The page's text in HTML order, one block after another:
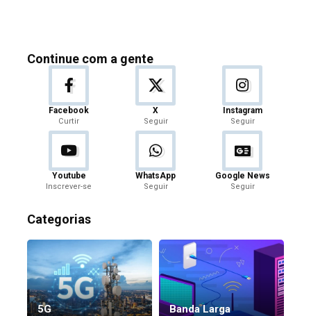
Continue com a gente
Facebook
Curtir
X
Seguir
Instagram
Seguir
Youtube
Inscrever-se
WhatsApp
Seguir
Google News
Seguir
Categorias
5G Banda Larga